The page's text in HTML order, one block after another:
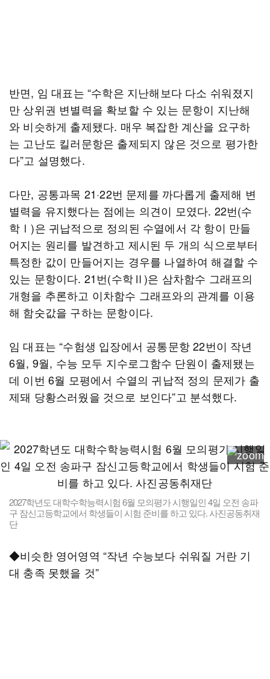
반면, 임 대표는 “수학은 지난해보다 다소 쉬워졌지
만 상위권 변별력을 확보할 수 있는 문항이 지난해
와 비슷하게 출제됐다. 매우 복잡한 계산을 요구하
는 고난도 킬러문항은 출제되지 않은 것으로 평가한
다”고 설명했다.
다만, 공통과목 21·22번 문제를 까다롭게 출제해 변
별력을 유지했다는 점에는 의견이 모였다. 22번(수
학Ⅰ)은 귀납적으로 정의된 수열에서 각 항이 만들
어지는 원리를 발견하고 제시된 두 개의 식으로부터
특정한 값이 만들어지는 경우를 나열하여 해결할 수
있는 문항이다. 21번(수학Ⅱ)은 삼차함수 그래프의
개형을 추론하고 이차함수 그래프와의 관계를 이용
해 함숫값을 구하는 문항이다.
임 대표는 “수험생 입장에서 공통문항 22번이 작년
6월, 9월, 수능 모두 지수로그함수 단원이 출제됐는
데 이번 6월 모평에서 수열의 귀납적 정의 문제가 출
제돼 당황스러웠을 것으로 보인다”고 분석했다.
2027학년도 대학수학능력시험 6월 모의평가 시행일인 4일 오전 송파
구 잠신고등학교에서 학생들이 시험 준비를 하고 있다. 사진공동취재
단
◆비슷한 영어영역 “작년 수능보다 쉬워질 거란 기
대 충족 못했을 것”